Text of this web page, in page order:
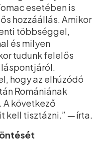
esetében is
hozzáállás. Amikor
többséggel,
és milyen
tudunk felelős
hogy az elhúzódó
Romániának
A következő
kell tisztázni.” — írta.